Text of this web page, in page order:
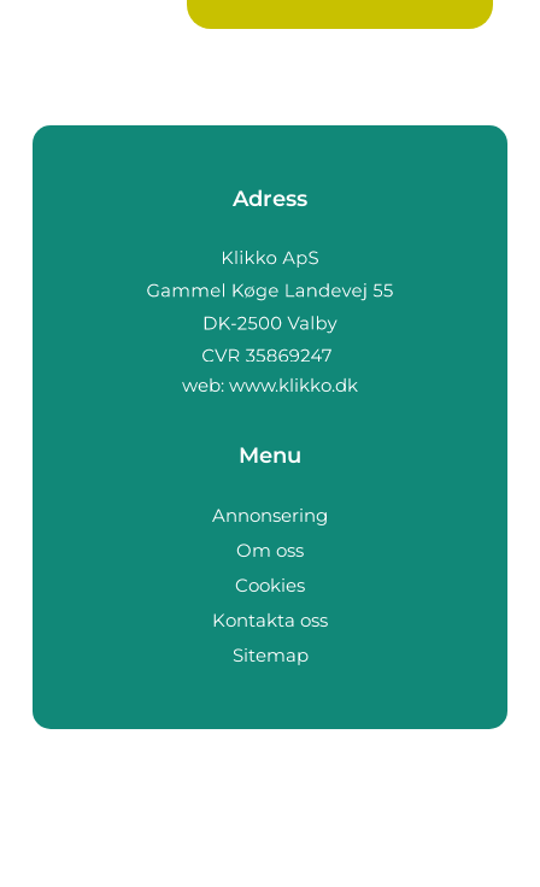
Adress
web: www.klikko.dk
Menu
Annonsering
Om oss
Cookies
Kontakta oss
Sitemap